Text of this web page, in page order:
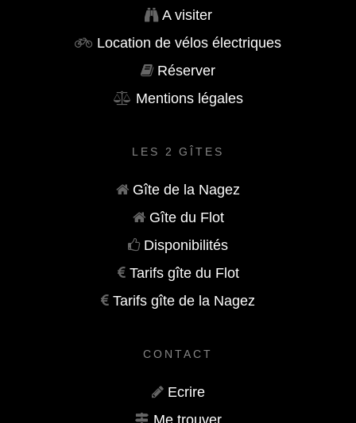
A visiter
Location de vélos électriques
Réserver
Mentions légales
LES 2 GÎTES
Gîte de la Nagez
Gîte du Flot
Disponibilités
Tarifs gîte du Flot
Tarifs gîte de la Nagez
CONTACT
Ecrire